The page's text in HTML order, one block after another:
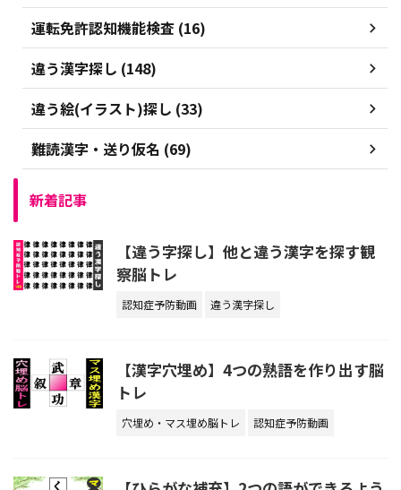
運転免許認知機能検査 (16)
違う漢字探し (148)
違う絵(イラスト)探し (33)
難読漢字・送り仮名 (69)
新着記事
【違う字探し】他と違う漢字を探す観
察脳トレ
認知症予防動画 違う漢字探し
【漢字穴埋め】4つの熟語を作り出す脳
トレ
穴埋め・マス埋め脳トレ 認知症予防動画